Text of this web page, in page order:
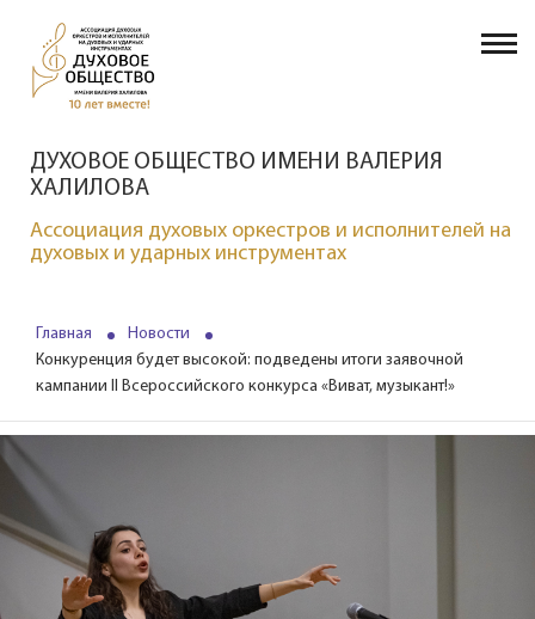
ДУХОВОЕ ОБЩЕСТВО ИМЕНИ ВАЛЕРИЯ
ХАЛИЛОВА
Ассоциация духовых оркестров и исполнителей на
духовых и ударных инструментах
Главная
Новости
Конкуренция будет высокой: подведены итоги заявочной
кампании II Всероссийского конкурса «Виват, музыкант!»